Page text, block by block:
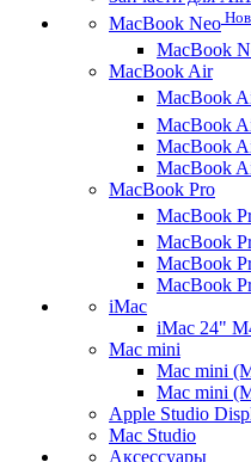
MacBook Neo
MacBook
MacBook Air
MacBook
MacBook
MacBook
MacBook
MacBook Pro
MacBook
MacBook
MacBook
MacBook
iMac
iMac 24"
Mac mini
Mac mini
Mac mini
Apple Studio
Mac Studio
Аксессуары